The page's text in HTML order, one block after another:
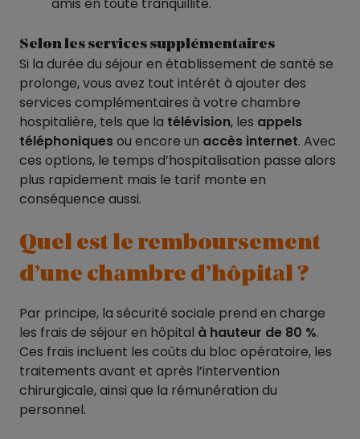
Selon les services supplémentaires
Si la durée du séjour en établissement de santé se
prolonge, vous avez tout intérêt à ajouter des
services complémentaires à votre chambre
hospitalière, tels que la télévision, les appels
téléphoniquesou encore un accès internet. Avec
ces options, le temps d’hospitalisation passe alors
plus rapidement mais le tarif monte en
conséquence aussi.
Quel est le remboursement
d’une chambre d’hôpital ?
Par principe, la sécurité sociale prend en charge
les frais de séjour en hôpital à hauteur de 80 %.
Ces frais incluent les coûts du bloc opératoire, les
traitements avant et après l’intervention
chirurgicale, ainsi que la rémunération du
personnel.